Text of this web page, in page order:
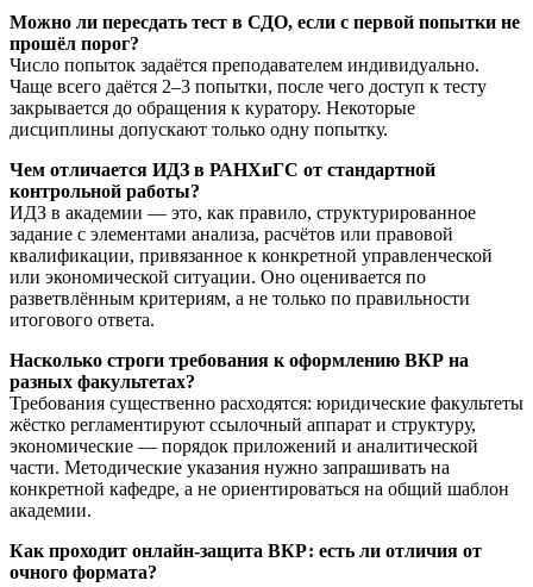
Можно ли пересдать тест в СДО, если с первой попытки не
прошёл порог?
Число попыток задаётся преподавателем индивидуально.
Чаще всего даётся 2–3 попытки, после чего доступ к тесту
закрывается до обращения к куратору. Некоторые
дисциплины допускают только одну попытку.
Чем отличается ИДЗ в РАНХиГС от стандартной
контрольной работы?
ИДЗ в академии — это, как правило, структурированное
задание с элементами анализа, расчётов или правовой
квалификации, привязанное к конкретной управленческой
или экономической ситуации. Оно оценивается по
разветвлённым критериям, а не только по правильности
итогового ответа.
Насколько строги требования к оформлению ВКР на
разных факультетах?
Требования существенно расходятся: юридические факультеты
жёстко регламентируют ссылочный аппарат и структуру,
экономические — порядок приложений и аналитической
части. Методические указания нужно запрашивать на
конкретной кафедре, а не ориентироваться на общий шаблон
академии.
Как проходит онлайн-защита ВКР: есть ли отличия от
очного формата?